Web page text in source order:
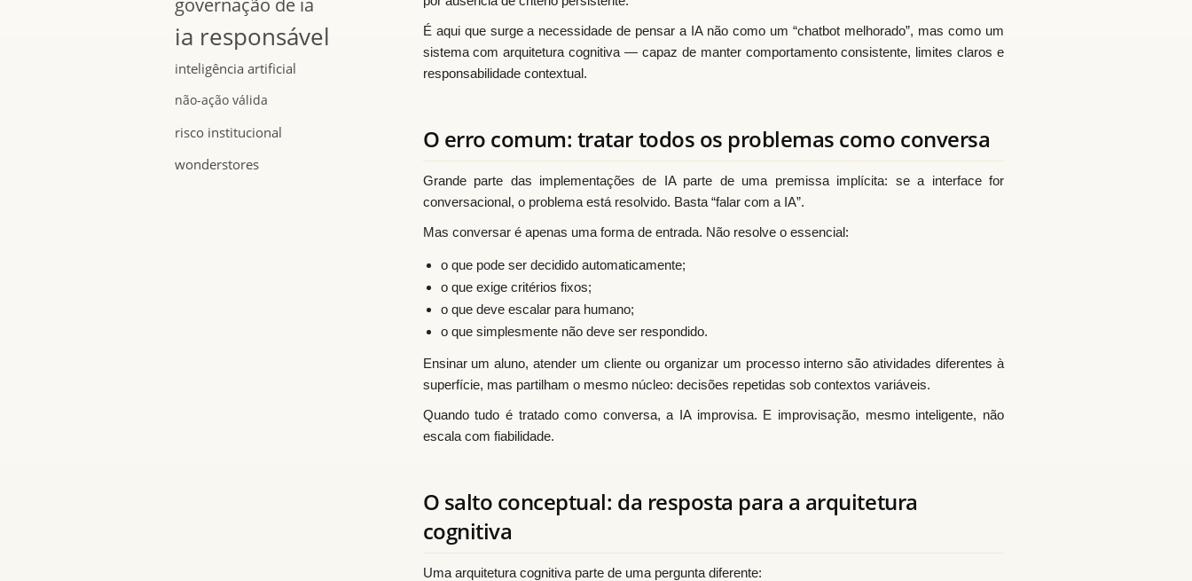
ia responsável
inteligência artificial
não-ação válida
risco institucional
wonderstores
É aqui que surge a necessidade de pensar a IA não como um “chatbot melhorado”, mas como um
sistema com arquitetura cognitiva — capaz de manter comportamento consistente, limites claros e
responsabilidade contextual.
O erro comum: tratar todos os problemas como conversa
Grande parte das implementações de IA parte de uma premissa implícita: se a interface for
conversacional, o problema está resolvido. Basta “falar com a IA”.
Mas conversar é apenas uma forma de entrada. Não resolve o essencial:
o que pode ser decidido automaticamente;
o que exige critérios fixos;
o que deve escalar para humano;
o que simplesmente não deve ser respondido.
Ensinar um aluno, atender um cliente ou organizar um processo interno são atividades diferentes à
superfície, mas partilham o mesmo núcleo: decisões repetidas sob contextos variáveis.
Quando tudo é tratado como conversa, a IA improvisa. E improvisação, mesmo inteligente, não
escala com fiabilidade.
O salto conceptual: da resposta para a arquitetura
cognitiva
Uma arquitetura cognitiva parte de uma pergunta diferente: